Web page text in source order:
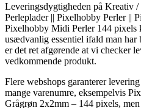
Leveringsdygtigheden på Kreativ
Perleplader || Pixelhobby Perler ||
Pixelhobby Midi Perler 144
usædvanlig essentiel ifald man har
er det ret afgørende at vi checker
vedkommende produkt.
Flere webshops garanterer
mange varenumre, eksempelvis
Grågrøn 2x2mm – 144 pixels,